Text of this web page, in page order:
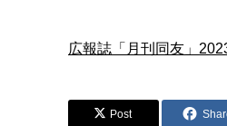
広報誌「月刊同友」
Post